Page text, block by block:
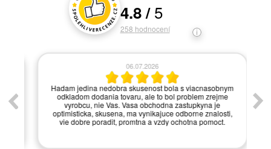
Hodnocení a recenze zákazníků
4.8/5
258 hodnocení
06.07.2026
Hadam jedina nedobra skusenost bola s viacnasobnym
odkladom dodania tovaru, ale to bol problem zrejme
vyrobcu, nie Vas. Vasa obchodna zastupkyna je
optimisticka, skusena, ma vynikajuce odborne znalosti,
vie dobre poradit, promtna a vzdy ochotna pomoct.